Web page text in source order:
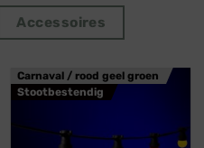
Accessoires
Carnaval / rood geel groen
Stootbestendig